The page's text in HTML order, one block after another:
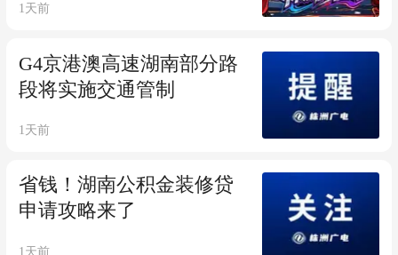
1天前
G4京港澳高速湖南部分路
段将实施交通管制
1天前
省钱！湖南公积金装修贷
申请攻略来了
1天前